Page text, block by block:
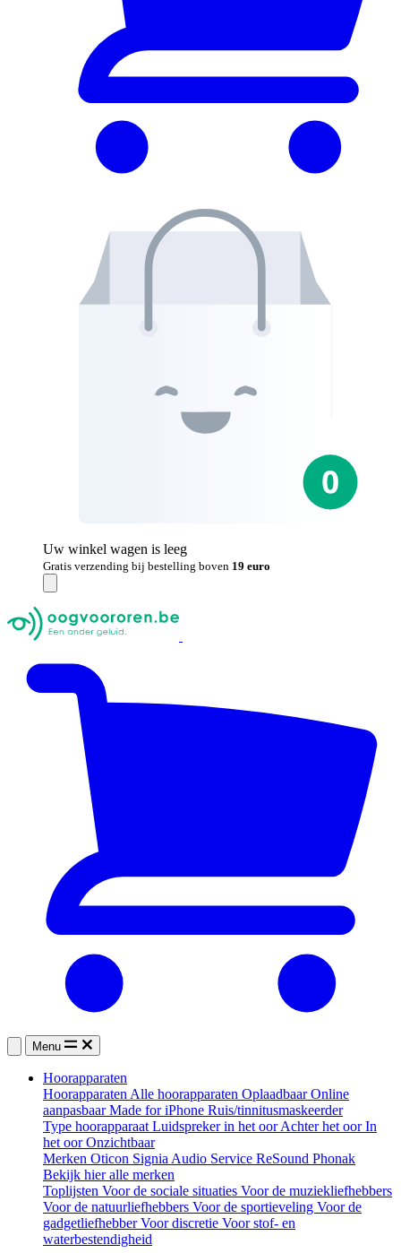
Uw winkel wagen is leeg
Gratis verzending bij bestelling boven 19 euro
Menu
Hoorapparaten
Hoorapparaten Alle hoorapparaten OplaadbaarOnline
aanpasbaarMade for iPhone Ruis/tinnitusmaskeerder
Type hoorapparaat Luidspreker in het oorAchter het oorIn
het oorOnzichtbaar
Merken Oticon Signia Audio Service ReSound Phonak
Bekijk hier alle merken
Toplijsten Voor de sociale situaties Voor de muziekliefhebbers
Voor de natuurliefhebbers Voor de sportieveling Voor de
gadgetliefhebberVoor discretie Voor stof- en
waterbestendigheid